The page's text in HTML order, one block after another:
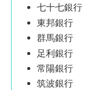
七十七銀行
東邦銀行
群馬銀行
足利銀行
常陽銀行
筑波銀行